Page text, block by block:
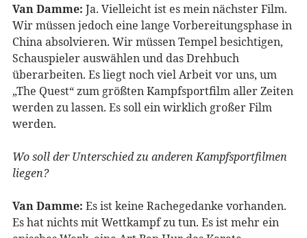
Van Damme: Ja. Vielleicht ist es mein nächster Film.
Wir müssen jedoch eine lange Vorbereitungsphase in
China absolvieren. Wir müssen Tempel besichtigen,
Schauspieler auswählen und das Drehbuch
überarbeiten. Es liegt noch viel Arbeit vor uns, um
„The Quest“ zum größten Kampfsportfilm aller Zeiten
werden zu lassen. Es soll ein wirklich großer Film
werden.
Wo soll der Unterschied zu anderen Kampfsportfilmen
liegen?
Van Damme: Es ist keine Rachegedanke vorhanden.
Es hat nichts mit Wettkampf zu tun. Es ist mehr ein